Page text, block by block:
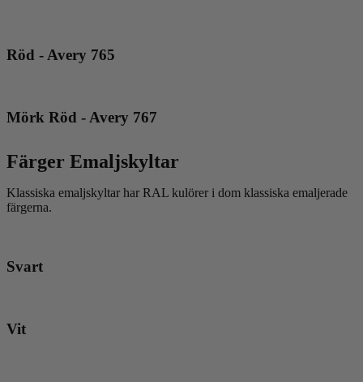
Röd - Avery 765
Mörk Röd - Avery 767
Färger Emaljskyltar
Klassiska emaljskyltar har RAL kulörer i dom klassiska emaljerade
färgerna.
Svart
Vit